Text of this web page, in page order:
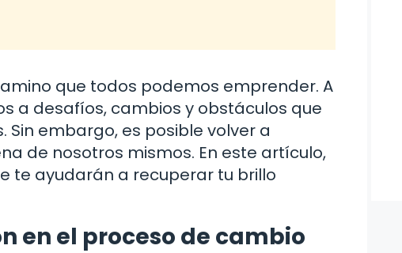
que todos podemos emprender. A
a desafíos, cambios y obstáculos que
embargo, es posible volver a
de nosotros mismos. En este artículo,
te ayudarán a recuperar tu brillo
en el proceso de cambio